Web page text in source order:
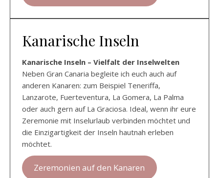
Kanarische Inseln
Kanarische Inseln – Vielfalt der Inselwelten
Neben Gran Canaria begleite ich euch auch auf
anderen Kanaren: zum Beispiel Teneriffa,
Lanzarote, Fuerteventura, La Gomera, La Palma
oder auch gern auf La Graciosa. Ideal, wenn ihr eure
Zeremonie mit Inselurlaub verbinden möchtet und
die Einzigartigkeit der Inseln hautnah erleben
möchtet.
Zeremonien auf den Kanaren